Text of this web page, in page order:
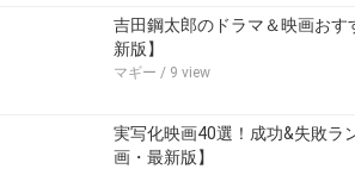
吉田鋼太郎のドラマ＆映画お
新版】
マギー / 9 view
実写化映画40選！成功&失敗ラ
画・最新版】